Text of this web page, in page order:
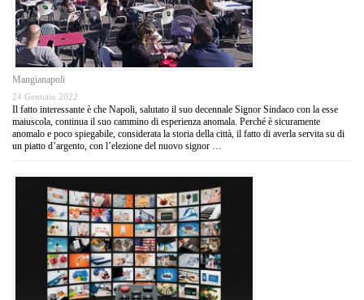
Mangianapoli
24 Gennaio 2022
Il fatto interessante è che Napoli, salutato il suo decennale Signor Sindaco con la esse
maiuscola, continua il suo cammino di esperienza anomala. Perché è sicuramente
anomalo e poco spiegabile, considerata la storia della città, il fatto di averla servita su di
un piatto d’argento, con l’elezione del nuovo signor …